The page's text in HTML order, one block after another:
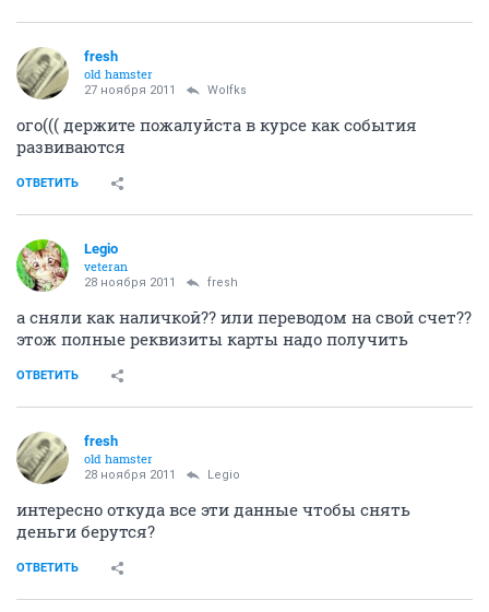
fresh
old hamster
27 ноября 2011 Wolfks
ого((( держите пожалуйста в курсе как события
развиваются
ОТВЕТИТЬ
Legio
veteran
28 ноября 2011 fresh
а сняли как наличкой?? или переводом на свой счет??
этож полные реквизиты карты надо получить
ОТВЕТИТЬ
fresh
old hamster
28 ноября 2011 Legio
интересно откуда все эти данные чтобы снять
деньги берутся?
ОТВЕТИТЬ